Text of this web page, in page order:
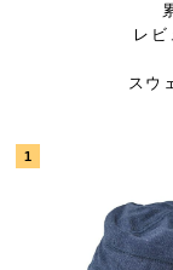
レ
スウ